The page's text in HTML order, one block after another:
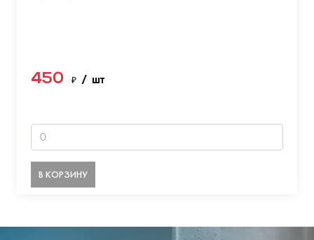
450 ₽ / шт
В КОРЗИНУ